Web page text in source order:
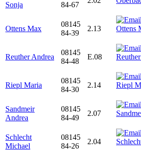
Sonja
84-67
Ottens Max
08145
84-39
2.13
Reuther Andrea
08145
84-48
E.08
Riepl Maria
08145
84-30
2.14
Sandmeir
Andrea
08145
84-49
2.07
Schlecht
Michael
08145
84-26
2.04